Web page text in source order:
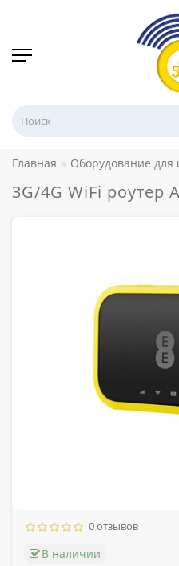
Главная Оборудование для
3G/4G WiFi роутер
0 отзывов
В наличии